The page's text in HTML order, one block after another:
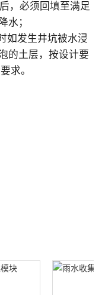
，必须回填至满足
水；
发生井坑被水浸
的土层，按设计要
求。